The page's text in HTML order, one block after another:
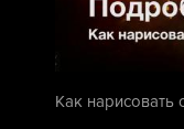
Как нарисовать